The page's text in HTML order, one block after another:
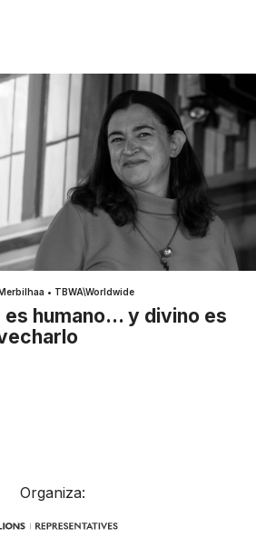
• TBWA\Worldwide
es humano… y divino es
Organiza: